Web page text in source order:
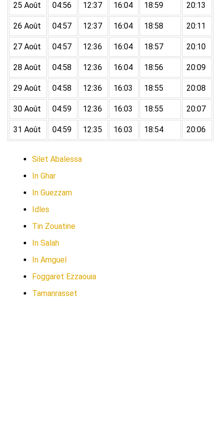
25 Août 04:56 12:37 16:04 18:59 20:13
26 Août 04:57 12:37 16:04 18:58 20:11
27 Août 04:57 12:36 16:04 18:57 20:10
28 Août 04:58 12:36 16:04 18:56 20:09
29 Août 04:58 12:36 16:03 18:55 20:08
30 Août 04:59 12:36 16:03 18:55 20:07
31 Août 04:59 12:35 16:03 18:54 20:06
Silet Abalessa
In Ghar
In Guezzam
Idles
Tin Zouatine
In Salah
In Amguel
Foggaret Ezzaouia
Tamanrasset